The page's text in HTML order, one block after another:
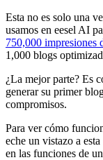
Esta no es solo una
usamos en eesel AI
750,000 impresiones
1,000 blogs
¿La mejor parte? Es
generar su primer
compromisos.
Para ver cómo
eche un vistazo a
en las funciones de